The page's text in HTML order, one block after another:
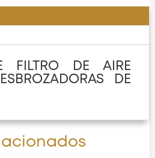
FILTRO DE AIRE
DE